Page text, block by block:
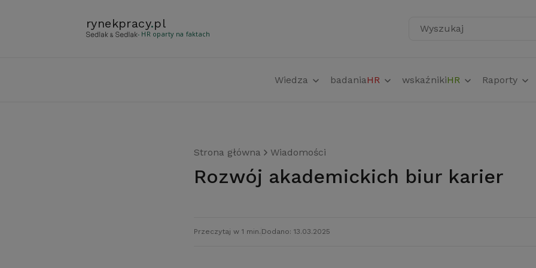
rynekpracy.pl
- HR oparty na faktach Wyszukaj
Wiedza badaniaHR wskaźnikiHR Raporty
Strona główna Wiadomości
Rozwój akademickich biur karier
Przeczytaj w 1 min. Dodano: 13.03.2025